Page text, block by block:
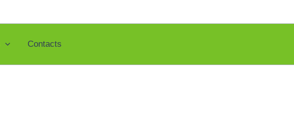
Contacts